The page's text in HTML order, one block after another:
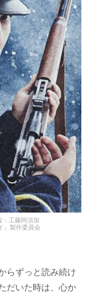
：工藤阿須加
」製作委員会
らずっと読み続け
だいた時は、心か